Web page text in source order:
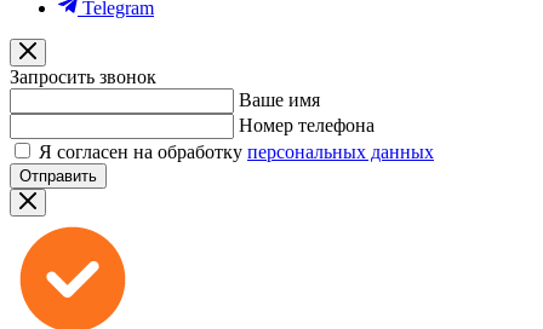
Telegram
Запросить звонок
Ваше имя
Номер телефона
Я согласен на обработку персональных данных
Отправить